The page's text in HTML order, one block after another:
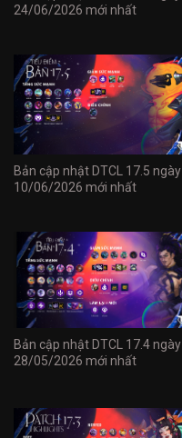
24/06/2026 mới nhất
Bản cập nhật DTCL 17.5 ngày
10/06/2026 mới nhất
Bản cập nhật DTCL 17.4 ngày
28/05/2026 mới nhất